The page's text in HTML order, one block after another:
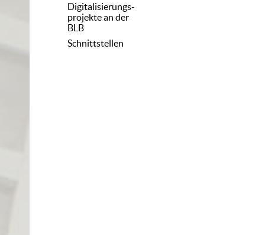
Digitalisierungs-
projekte an der
BLB
Schnittstellen